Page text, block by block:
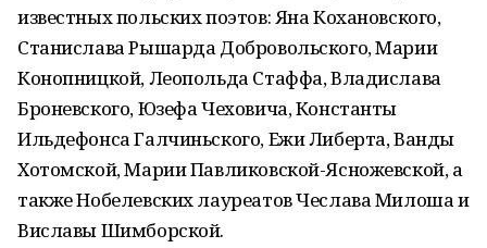
известных польских поэтов: Яна Кохановского,
Станислава Рышарда Добровольского, Марии
Конопницкой, Леопольда Стаффа, Владислава
Броневского, Юзефа Чеховича, Константы
Ильдефонса Галчиньского, Ежи Либерта, Ванды
Хотомской, Марии Павликовской-Ясножевской, а
также Нобелевских лауреатов Чеслава Милоша и
Виславы Шимборской.